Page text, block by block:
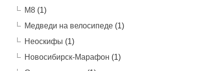
М8(1)
Медведи на велосипеде(1)
Неоскифы (1)
Новосибирск-Марафон (1)